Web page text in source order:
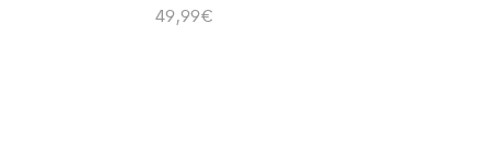
49,99€